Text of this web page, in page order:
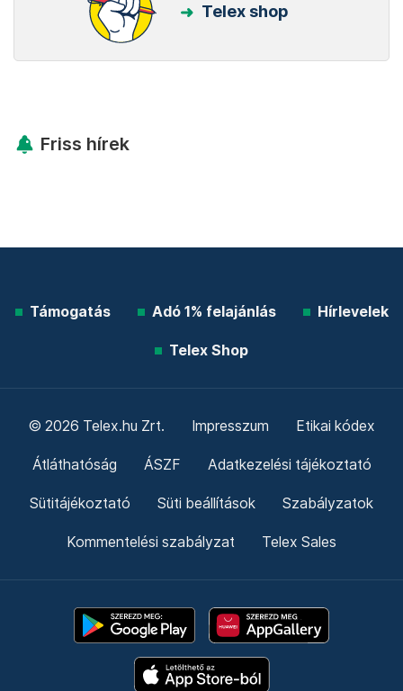
Telex shop
Friss hírek
Támogatás Adó 1% felajánlás Hírlevelek
Telex Shop
© 2026 Telex.hu Zrt. Impresszum Etikai kódex
Átláthatóság ÁSZF Adatkezelési tájékoztató
Sütitájékoztató Süti beállítások Szabályzatok
Kommentelési szabályzat Telex Sales